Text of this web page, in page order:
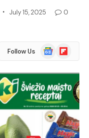
July 15, 2025
0
Follow Us
Google
News
Flipboard